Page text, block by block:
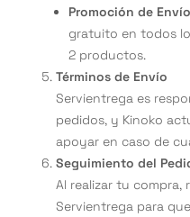
Promoción de
gratuito en todos
2 productos.
Términos de Envío
Servientrega es
pedidos, y Kinoko
apoyar en caso de
Seguimiento del
Al realizar tu compra,
Servientrega para